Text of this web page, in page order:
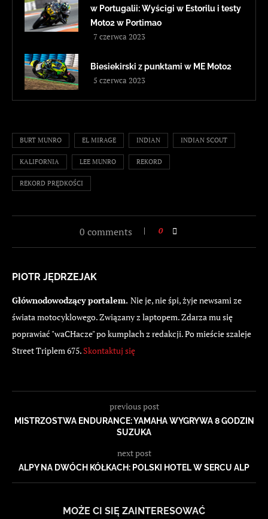
w Portugalii: Wyścigi w Estorilu i testy
Moto2 w Portimao
7 czerwca 2023
Biesiekirski z punktami w ME Moto2
5 czerwca 2023
BURT MUNRO EL MIRAGE INDIAN INDIAN SCOUT
KALIFORNIA LEE MUNRO REKORD
REKORD PRĘDKOŚCI
0 comments 0
PIOTR JĘDRZEJAK
Głównodowodzący portalem. Nie je, nie śpi, żyje newsami ze
świata motocyklowego. Związany z laptopem. Zdarza mu się
poprawiać "waCHacze" po kumplach z redakcji. Po mieście szaleje
Street Triplem 675. Skontaktuj się
previous post
MISTRZOSTWA ENDURANCE: YAMAHA WYGRYWA 8 GODZIN
SUZUKA
next post
ALPY NA DWÓCH KÓŁKACH: POLSKI HOTEL W SERCU ALP
MOŻE CI SIĘ ZAINTERESOWAĆ